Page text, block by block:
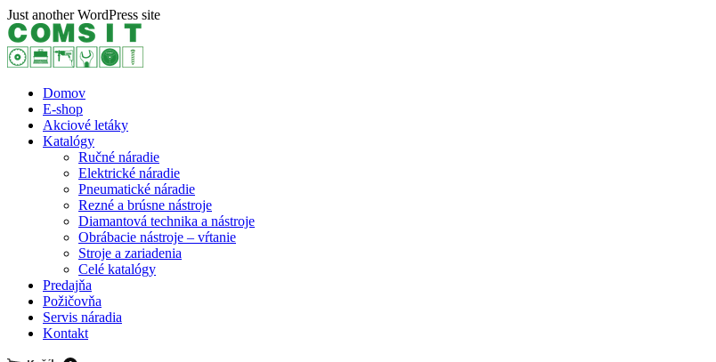
Skip
to
content
Just another WordPress site
Domov
E-shop
Akciové letáky
Katalógy
Ručné náradie
Elektrické náradie
Pneumatické náradie
Rezné a brúsne nástroje
Diamantová technika a nástroje
Obrábacie nástroje – vŕtanie
Stroje a zariadenia
Celé katalógy
Predajňa
Požičovňa
Servis náradia
Kontakt